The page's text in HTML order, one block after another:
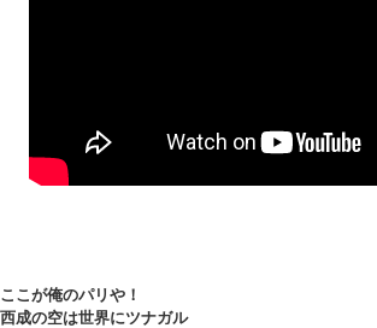
ここが俺のパリや！
西成の空は世界にツナガル